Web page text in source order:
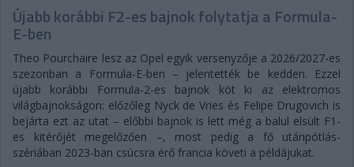
Újabb korábbi F2-es bajnok folytatja a Formula-
E-ben
Theo Pourchaire lesz az Opel egyik versenyzője a 2026/2027-es
szezonban a Formula-E-ben – jelentették be kedden. Ezzel
újabb korábbi Formula-2-es bajnok köt ki az elektromos
világbajnokságon: előzőleg Nyck de Vries és Felipe Drugovich is
bejárta ezt az utat – előbbi bajnok is lett még a balul elsült F1-
es kitérőjét megelőzően –, most pedig a fő utánpótlás-
szériában 2023-ban csúcsra érő francia követi a példájukat.